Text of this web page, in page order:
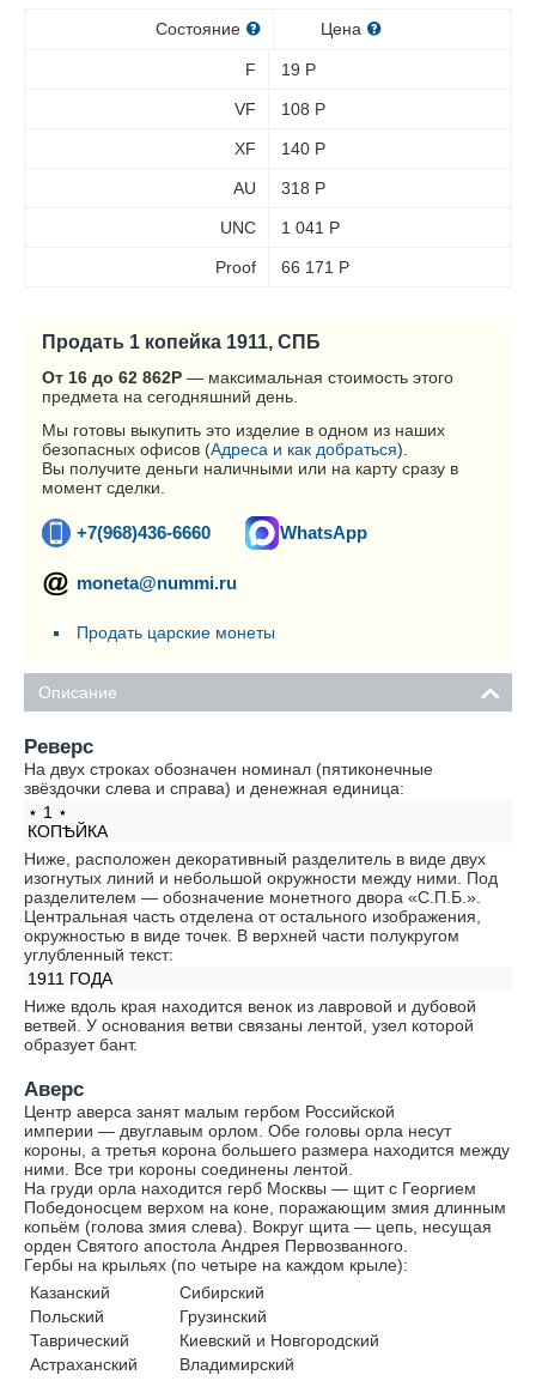
Состояние Цена
F 19 Р
VF 108 Р
XF 140 Р
AU 318 Р
UNC 1 041 Р
Proof 66 171 Р
Продать 1 копейка 1911, СПБ
От 16 до 62 862Р — максимальная стоимость этого
предмета на сегодняшний день.
Мы готовы выкупить это изделие в одном из наших
безопасных офисов (Адреса и как добраться).
Вы получите деньги наличными или на карту сразу в
момент сделки.
+7(968)436-6660 WhatsApp
moneta@nummi.ru
Продать царские монеты
Описание
Реверс
На двух строках обозначен номинал (пятиконечные
звёздочки слева и справа) и денежная единица:
⋆ 1 ⋆
КОПѢЙКА
Ниже, расположен декоративный разделитель в виде двух
изогнутых линий и небольшой окружности между ними. Под
разделителем — обозначение монетного двора «С.П.Б.».
Центральная часть отделена от остального изображения,
окружностью в виде точек. В верхней части полукругом
углубленный текст:
1911 ГОДА
Ниже вдоль края находится венок из лавровой и дубовой
ветвей. У основания ветви связаны лентой, узел которой
образует бант.
Аверс
Центр аверса занят малым гербом Российской
империи — двуглавым орлом. Обе головы орла несут
короны, а третья корона большего размера находится между
ними. Все три короны соединены лентой.
На груди орла находится герб Москвы — щит с Георгием
Победоносцем верхом на коне, поражающим змия длинным
копьём (голова змия слева). Вокруг щита — цепь, несущая
орден Святого апостола Андрея Первозванного.
Гербы на крыльях (по четыре на каждом крыле):
Казанский
Польский
Таврический
Астраханский
Сибирский
Грузинский
Киевский и Новгородский
Владимирский